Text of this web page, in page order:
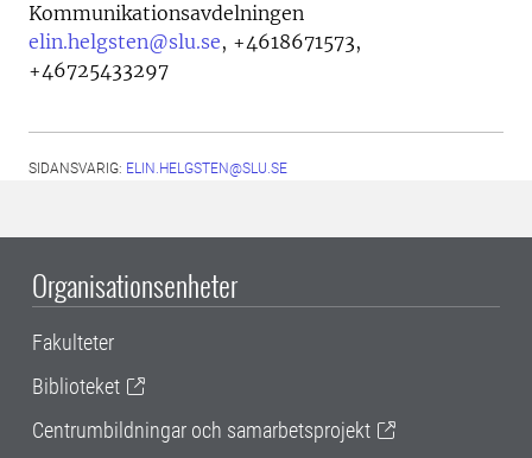
Kommunikationsavdelningen
elin.helgsten@slu.se, +4618671573,
+46725433297
SIDANSVARIG: ELIN.HELGSTEN@SLU.SE
Organisationsenheter
Fakulteter
Biblioteket
Centrumbildningar och samarbetsprojekt